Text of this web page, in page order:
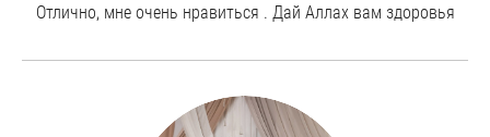
Отлично, мне очень нравиться . Дай Аллах вам здоровья